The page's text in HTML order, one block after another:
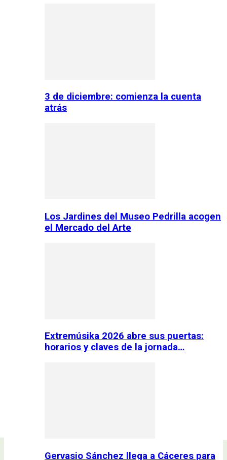
3 de diciembre: comienza la cuenta
atrás
Los Jardines del Museo Pedrilla acogen
el Mercado del Arte
Extremúsika 2026 abre sus puertas:
horarios y claves de la jornada…
Gervasio Sánchez llega a Cáceres para